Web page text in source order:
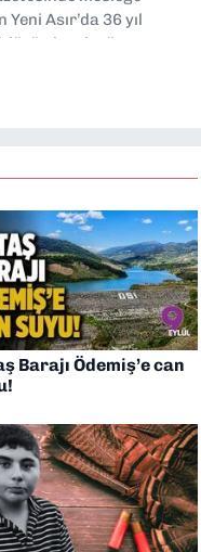
Asır’da 36 yıl
olarak görev
Barajı Ödemiş’e can